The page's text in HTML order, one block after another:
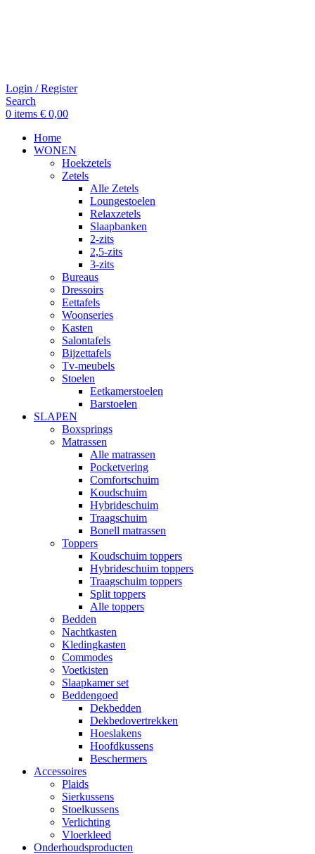
Login / Register
Search
0 items € 0,00
Home
WONEN
Hoekzetels
Zetels
Alle Zetels
Loungestoelen
Relaxzetels
Slaapbanken
2-zits
2,5-zits
3-zits
Bureaus
Dressoirs
Eettafels
Woonseries
Kasten
Salontafels
Bijzettafels
Tv-meubels
Stoelen
Eetkamerstoelen
Barstoelen
SLAPEN
Boxsprings
Matrassen
Alle matrassen
Pocketvering
Comfortschuim
Koudschuim
Hybrideschuim
Traagschuim
Bonell matrassen
Toppers
Koudschuim toppers
Hybrideschuim toppers
Traagschuim toppers
Split toppers
Alle toppers
Bedden
Nachtkasten
Kledingkasten
Commodes
Voetkisten
Slaapkamer set
Beddengoed
Dekbedden
Dekbedovertrekken
Hoeslakens
Hoofdkussens
Beschermers
Accessoires
Plaids
Sierkussens
Stoelkussens
Verlichting
Vloerkleed
Onderhoudsproducten